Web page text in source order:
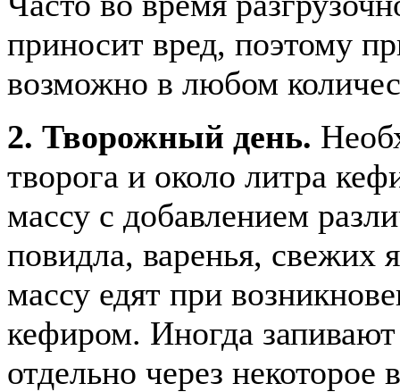
приносит вред, поэтому
возможно в любом
2. Творожный день.
творога и около литра
массу с добавлением
повидла, варенья,
массу едят при
кефиром. Иногда
отдельно через некоторое